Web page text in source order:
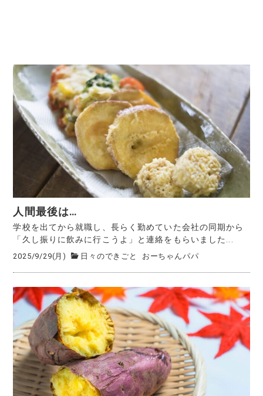
人間最後は…
学校を出てから就職し、長らく勤めていた会社の同期から
「久し振りに飲みに行こうよ」と連絡をもらいました...
2025/9/29(月) 日々のできごと おーちゃんパパ